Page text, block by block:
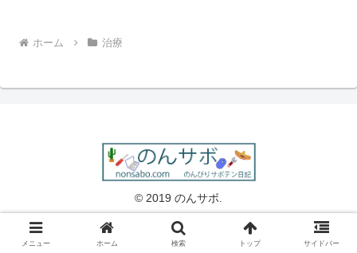
ホーム 治療
© 2019 のんサボ.
メニュー ホーム 検索 トップ サイドバー